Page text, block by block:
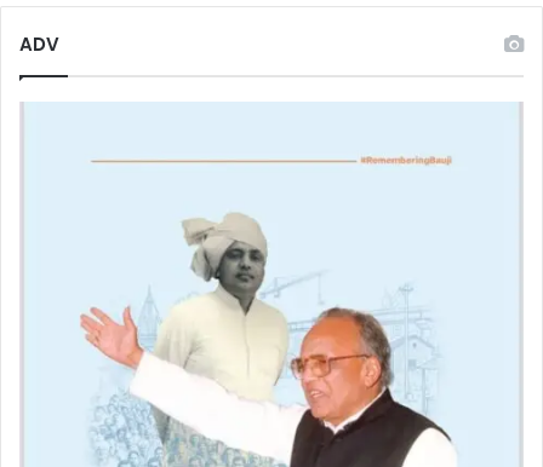
ADV